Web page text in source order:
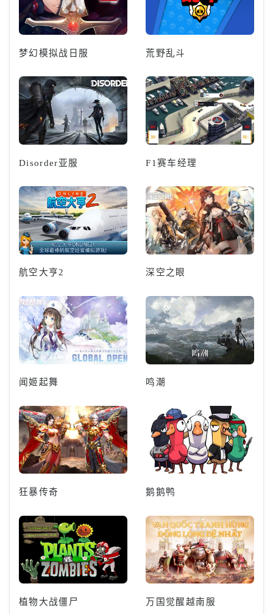
梦幻模拟战日服 荒野乱斗
Disorder亚服 F1赛车经理
航空大亨2 深空之眼
闻姬起舞 鸣潮
狂暴传奇 鹅鹅鸭
植物大战僵尸 万国觉醒越南服